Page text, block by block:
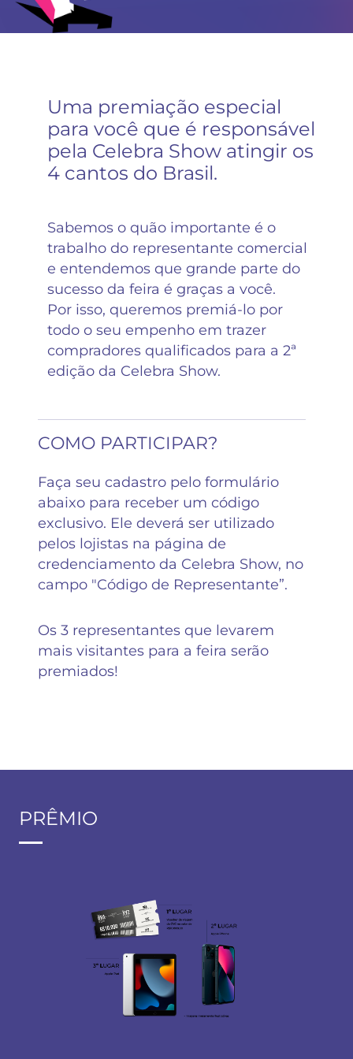
Uma premiação especial
para você que é responsável
pela Celebra Show atingir os
4 cantos do Brasil.
Sabemos o quão importante é o
trabalho do representante comercial
e entendemos que grande parte do
sucesso da feira é graças a você.
Por isso, queremos premiá-lo por
todo o seu empenho em trazer
compradores qualificados para a 2ª
edição da Celebra Show.
COMO PARTICIPAR?
Faça seu cadastro pelo formulário
abaixo para receber um código
exclusivo. Ele deverá ser utilizado
pelos lojistas na página de
credenciamento da Celebra Show, no
campo "Código de Representante”.
Os 3 representantes que levarem
mais visitantes para a feira serão
premiados!
PRÊMIO